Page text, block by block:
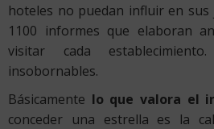
hoteles no puedan influir en sus
1100 informes que elaboran
visitar cada
insobornables.
Básicamente lo que valora el
conceder una estrella es la